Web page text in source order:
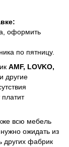
оформить
по пятницу.
AMF, LOVKO,
и другие
платит
всю мебель
нужно ожидать из
других фабрик